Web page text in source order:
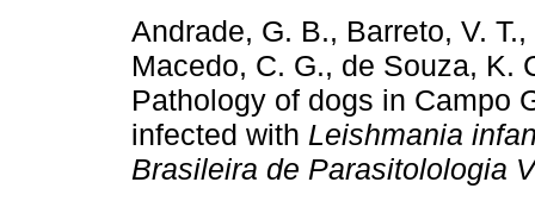
Andrade, G. B., Barreto, V.
Macedo, C. G., de Souza, K.
Pathology of dogs in Campo
infected with Leishmania
Brasileira de Parasitolologia